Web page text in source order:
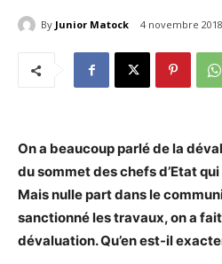
By Junior Matock 4 novembre 2018
On a beaucoup parlé de la
du sommet des chefs d’Etat qui
Mais nulle part dans le
sanctionné les travaux, on a
dévaluation. Qu’en est-il